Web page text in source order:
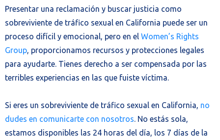
Presentar una reclamación y buscar justicia como
sobreviviente de tráfico sexual en California puede ser un
proceso difícil y emocional, pero en el Women’s Rights
Group, proporcionamos recursos y protecciones legales
para ayudarte. Tienes derecho a ser compensada por las
terribles experiencias en las que fuiste víctima.
Si eres un sobreviviente de tráfico sexual en California, no
dudes en comunicarte con nosotros. No estás sola,
estamos disponibles las 24 horas del día, los 7 días de la